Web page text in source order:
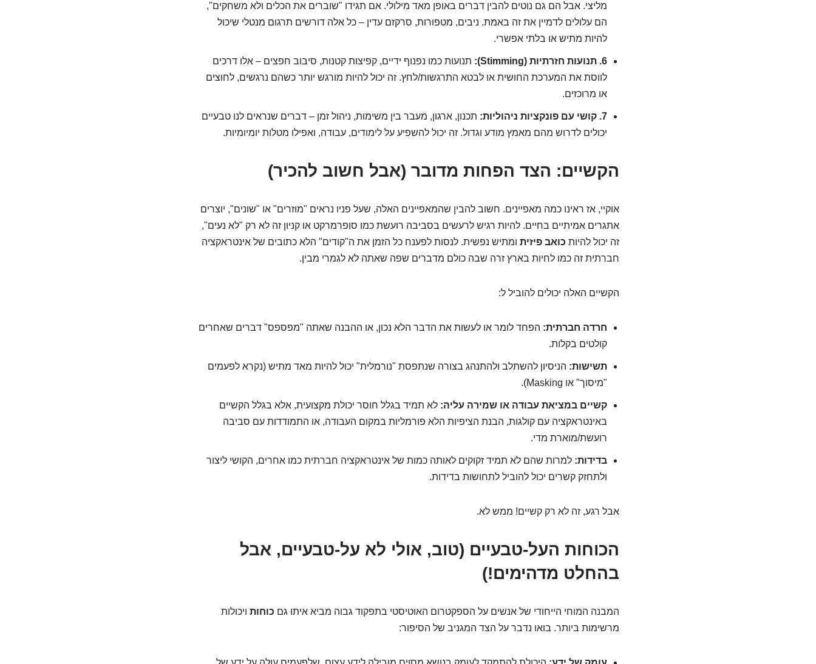
מליצי. אבל הם גם נוטים להבין דברים באופן מאד מילולי. אם תגידו "שוברים את הכלים ולא משחקים",
הם עלולים לדמיין את זה באמת. ניבים, מטפורות, סרקזם עדין – כל אלה דורשים תרגום מנטלי שיכול
להיות מתיש או בלתי אפשרי.
6. תנועות חזרתיות (Stimming):
תנועות כמו נפנוף ידיים, קפיצות קטנות, סיבוב חפצים – אלו דרכים
לווסת את המערכת החושית או לבטא התרגשות/לחץ. זה יכול להיות מורגש יותר כשהם נרגשים, לחוצים
או מרוכזים.
7. קושי עם פונקציות ניהוליות:
תכנון, ארגון, מעבר בין משימות, ניהול זמן – דברים שנראים לנו טבעיים
יכולים לדרוש מהם מאמץ מודע וגדול. זה יכול להשפיע על לימודים, עבודה, ואפילו מטלות יומיומיות.
הקשיים: הצד הפחות מדובר (אבל חשוב להכיר)
אוקיי, אז ראינו כמה מאפיינים. חשוב להבין שהמאפיינים האלה, שעל פניו נראים "מוזרים" או "שונים", יוצרים
אתגרים אמיתיים בחיים. להיות רגיש לרעשים בסביבה רועשת כמו סופרמרקט או קניון זה לא רק "לא נעים",
זה יכול להיות כואב פיזית ומתיש נפשית. לנסות לפענח כל הזמן את ה"קודים" הלא כתובים של אינטראקציה
חברתית זה כמו לחיות בארץ זרה שבה כולם מדברים שפה שאתה לא לגמרי מבין.
הקשיים האלה יכולים להוביל ל:
חרדה חברתית: הפחד לומר או לעשות את הדבר הלא נכון, או ההבנה שאתה "מפספס" דברים שאחרים
קולטים בקלות.
תשישות: הניסיון להשתלב ולהתנהג בצורה שנתפסת "נורמלית" יכול להיות מאד מתיש (נקרא לפעמים
"מיסוך" או Masking).
קשיים במציאת עבודה או שמירה עליה: לא תמיד בגלל חוסר יכולת מקצועית, אלא בגלל הקשיים
באינטראקציה עם קולגות, הבנת הציפיות הלא פורמליות במקום העבודה, או התמודדות עם סביבה
רועשת/מוארת מדי.
בדידות: למרות שהם לא תמיד זקוקים לאותה כמות של אינטראקציה חברתית כמו אחרים, הקושי ליצור
ולתחזק קשרים יכול להוביל לתחושות בדידות.
אבל רגע, זה לא רק קשיים! ממש לא.
הכוחות העל-טבעיים (טוב, אולי לא על-טבעיים, אבל
בהחלט מדהימים!)
המבנה המוחי הייחודי של אנשים על הספקטרום האוטיסטי בתפקוד גבוה מביא איתו גם כוחות ויכולות
מרשימות ביותר. בואו נדבר על הצד המגניב של הסיפור: